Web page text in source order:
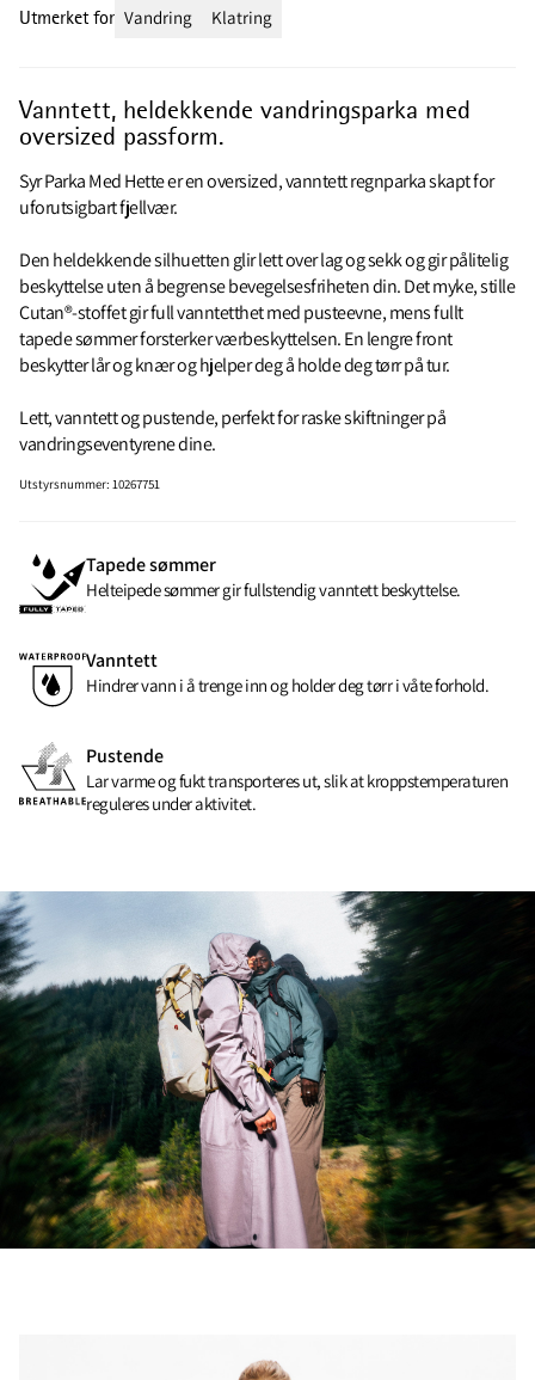
Vanntett, heldekkende vandringsparka med
oversized passform.
Syr Parka Med Hette er en oversized, vanntett regnparka skapt for
uforutsigbart fjellvær.
Den heldekkende silhuetten glir lett over lag og sekk og gir pålitelig
beskyttelse uten å begrense bevegelsesfriheten din. Det myke, stille
Cutan®-stoffet gir full vanntetthet med pusteevne, mens fullt
tapede sømmer forsterker værbeskyttelsen. En lengre front
beskytter lår og knær og hjelper deg å holde deg tørr på tur.
Lett, vanntett og pustende, perfekt for raske skiftninger på
vandringseventyrene dine.
Utstyrsnummer:10267751
Tapede sømmer
Helteipede sømmer gir fullstendig vanntett beskyttelse.
Vanntett
Hindrer vann i å trenge inn og holder deg tørr i våte forhold.
Pustende
Lar varme og fukt transporteres ut, slik at kroppstemperaturen
reguleres under aktivitet.
Utmerket for Vandring Klatring